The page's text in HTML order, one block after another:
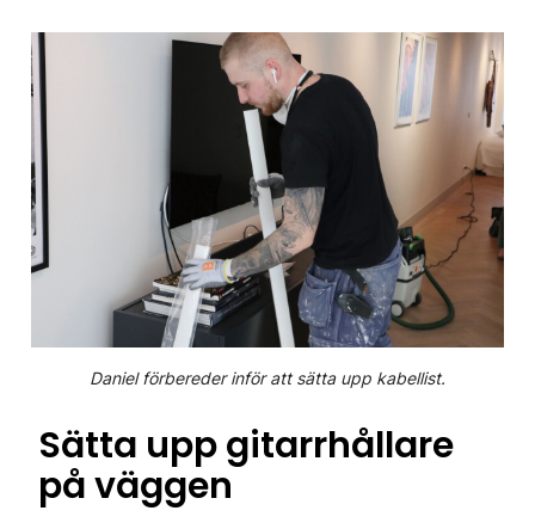
Daniel förbereder inför att sätta upp kabellist.
Sätta upp gitarrhållare
på väggen